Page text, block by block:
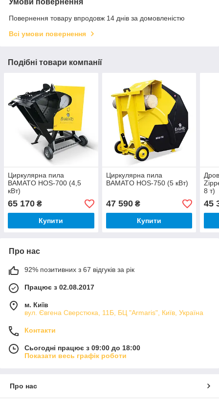
Повернення товару впродовж 14 днів за домовленістю
Всі умови повернення
Подібні товари компанії
Циркулярна пила
BAMATO HOS-700 (4,5
кВт)
65 170 ₴
Купити
Циркулярна пила
BAMATO HOS-750 (5 кВт)
47 590₴
Купити
8 т)
45
Про нас
92% позитивних з 67 відгуків за рік
Працює з 02.08.2017
м. Київ
вул. Євгена Сверстюка, 11Б, БЦ "Armaris", Київ, Україна
Контакти
Сьогодні працює з 09:00 до 18:00
Показати весь графік роботи
Про нас